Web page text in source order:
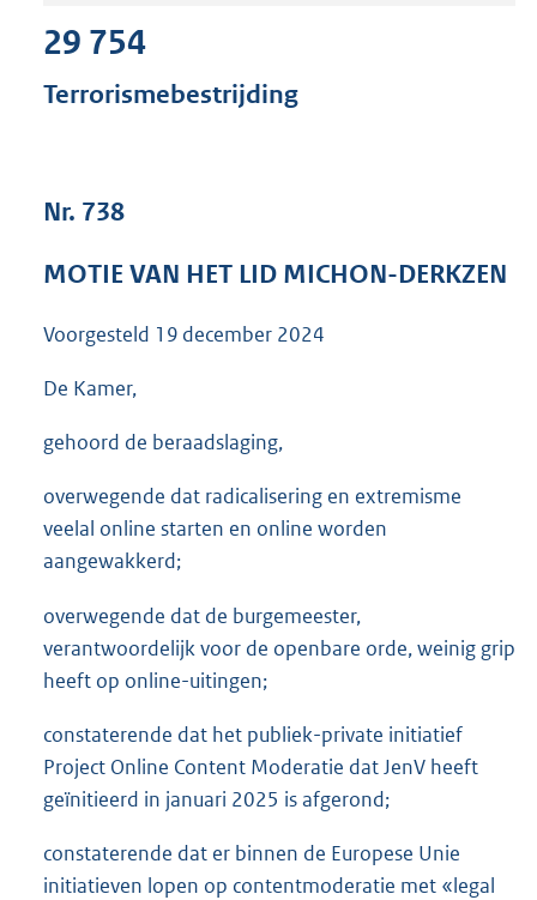
e
3
29 754
Terrorismebestrijding
Nr. 738
MOTIE VAN HET LID MICHON-DERKZEN
Voorgesteld 19 december 2024
De Kamer,
gehoord de beraadslaging,
overwegende dat radicalisering en extremisme
veelal online starten en online worden
aangewakkerd;
overwegende dat de burgemeester,
verantwoordelijk voor de openbare orde, weinig grip
heeft op online-uitingen;
constaterende dat het publiek-private initiatief
Project Online Content Moderatie dat JenV heeft
geïnitieerd in januari 2025 is afgerond;
constaterende dat er binnen de Europese Unie
initiatieven lopen op contentmoderatie met «legal